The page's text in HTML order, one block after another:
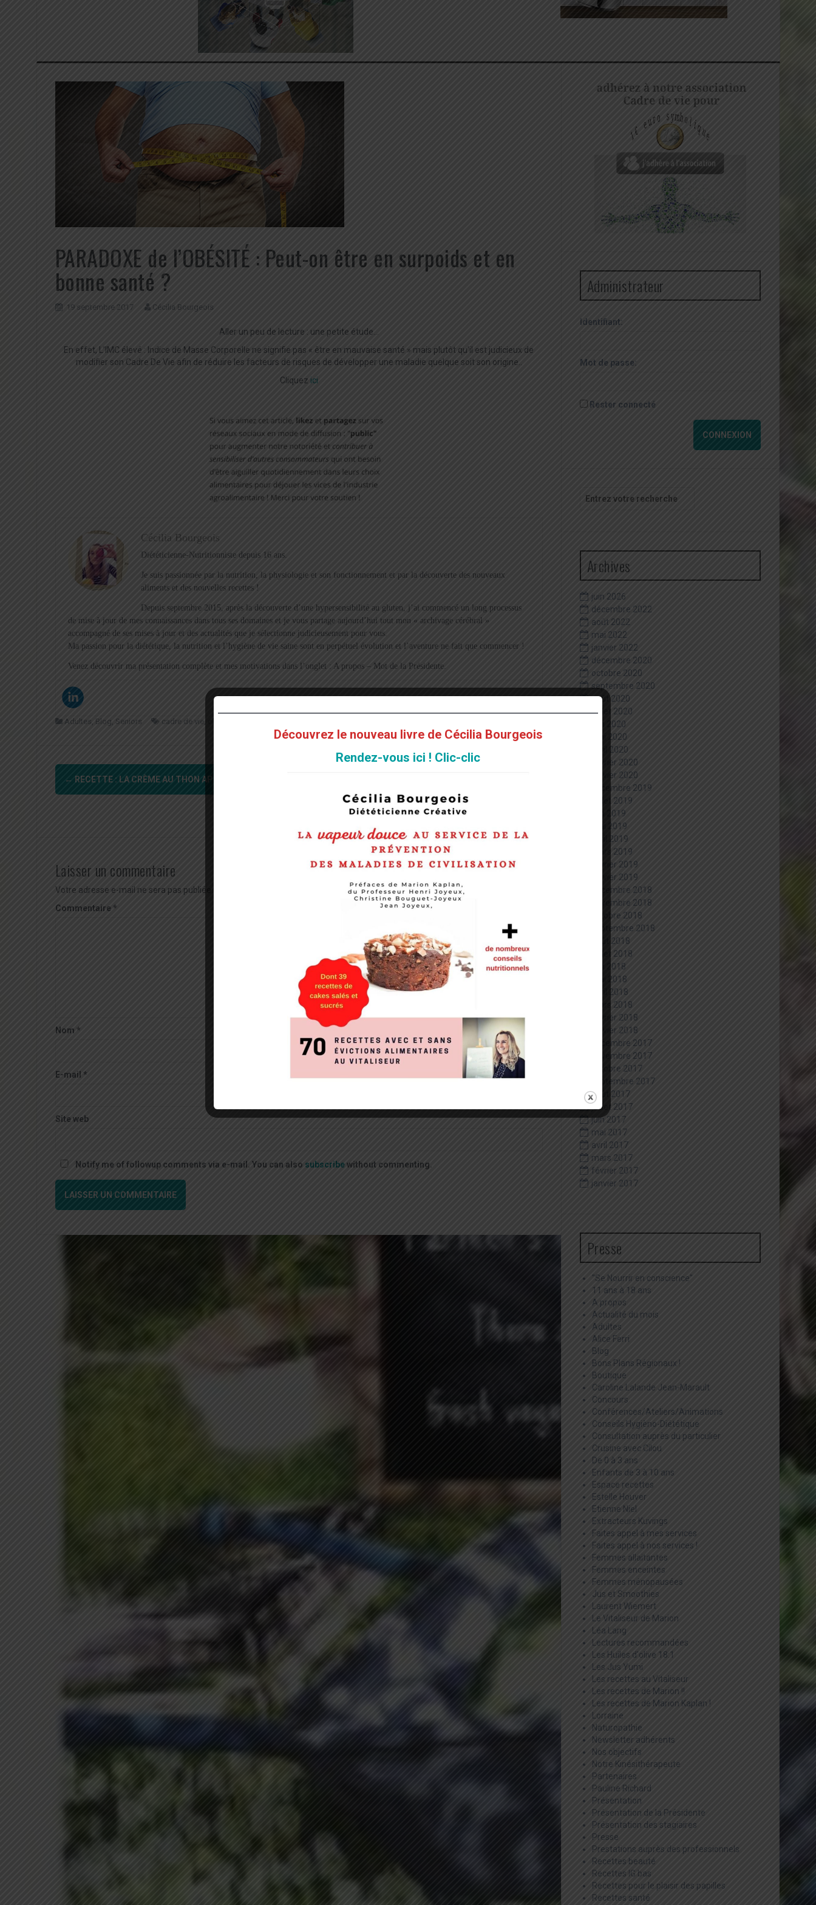
PARADOXE de l’OBÉSITÉ : Peut-on être en surpoids et en
bonne santé ?
19 septembre 2017 Cécilia Bourgeois
Aller un peu de lecture : une petite étude…
En effet, L’IMC élevé : Indice de Masse Corporelle ne signifie pas « être en mauvaise santé » mais plutôt qu’il est judicieux de
modifier son Cadre De Vie afin de réduire les facteurs de risques de développer une maladie quelque soit son origine..
Cliquez ici
Cécilia Bourgeois
Diététicienne-Nutritionniste depuis 16 ans.
Je suis passionnée par la nutrition, la physiologie et son fonctionnement et par la découverte des nouveaux
aliments et des nouvelles recettes !
Depuis septembre 2015, après la découverte d’une hypersensibilité au gluten, j’ai commencé un long processus
de mise à jour de mes connaissances dans tous ses domaines et je vous partage aujourd’hui tout mon « archivage cérébral »
accompagné de ses mises à jour et des actualités que je sélectionne judicieusement pour vous.
Ma passion pour la diététique, la nutrition et l’hygiène de vie saine sont en perpétuel évolution et l’aventure ne fait que commencer !
Venez découvrir ma présentation complète et mes motivations dans l’onglet : A propos – Mot de la Présidente.
Adultes, Blog , Seniors cadre de vie,
Navigation
d'article
← RECETTE : LA CRÈME AU THON APÉRITIVE
FABRICATION-MAISON DE JEUX NON TOXIQUES POUR
LES BAMBINS !
Laisser un commentaire
Votre adresse e-mail ne sera pas publiée. Les champs obligatoires sont indiqués avec*
Commentaire*
Nom *
E-mail *
Site web
Notify me of followup comments via e-mail. You can also subscribewithout commenting.
Administrateur
Identifiant:
Mot de passe:
Rester connecté
CONNEXION
pour
Archives
juin 2026
décembre 2022
août 2022
mai 2022
janvier 2022
décembre 2020
octobre 2020
septembre 2020
août 2020
juillet 2020
juin 2020
mai 2020
avril 2020
février 2020
janvier 2020
décembre 2019
juillet 2019
juin 2019
mai 2019
avril 2019
mars 2019
février 2019
janvier 2019
décembre 2018
novembre 2018
octobre 2018
septembre 2018
août 2018
juillet 2018
juin 2018
mai 2018
avril 2018
mars 2018
février 2018
janvier 2018
décembre 2017
novembre 2017
octobre 2017
septembre 2017
août 2017
juillet 2017
juin 2017
mai 2017
avril 2017
mars 2017
février 2017
janvier 2017
Presse
"Se Nourrir en conscience"
11 ans à 18 ans
A propos
Actualité du mois
Adultes
Alice Ferri
Blog
Bons Plans Régionaux !
Boutique
Caroline Lalande Jean-Marault
Concours
Conférences/Ateliers/Animations
Conseils Hygièno-Diététique
Consultation auprès du particulier
Crusine avec Cilou
De 0 à 3 ans
Enfants de 3 à 10 ans
Espace recettes
Estelle Houver
Etienne Niel
Extracteurs Kuvings
Faites appel à mes services
Faites appel à nos services !
Femmes allaitantes
Femmes enceintes
Femmes ménopausées
Jus et Smoothies
Laurent Wiemert
Le Vitaliseur de Marion
Léa Lang
Lectures recommandées
Les Huiles d'olive 18:1
Les Jus Yumi
Les recettes au Vitaliseur
Les recettes de Marion !!
Les recettes de Marion Kaplan !
Lorraine
Naturopathie
Newsletter adhérents
Nos objectifs
Notre Kinésithérapeute
Partenaires
Pauline Richard
Présentation
Présentation de la Présidente
Présentation des stagiaires
Presse
Prestations auprès des professionnels
Recettes beauté
Recettes IG bas
Recettes pour le plaisir des papilles
Recettes santé
Découvrez le nouveau livre de Cécilia Bourgeois
Rendez-vous ici ! Clic-clic